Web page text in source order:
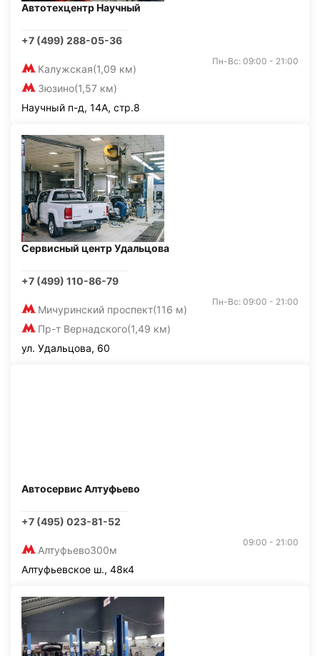
Автотехцентр Научный
+7 (499) 288-05-36
Калужская(1,09 км)
Зюзино(1,57 км)
Пн-Вс: 09:00 - 21:00
Научный п-д, 14А, стр.8
Сервисный центр Удальцова
+7 (499) 110-86-79
Мичуринский проспект(116 м)
Пр-т Вернадского(1,49 км)
Пн-Вс: 09:00 - 21:00
ул. Удальцова, 60
Автосервис Алтуфьево
+7 (495) 023-81-52
Алтуфьево300м
09:00 - 21:00
Алтуфьевское ш., 48к4